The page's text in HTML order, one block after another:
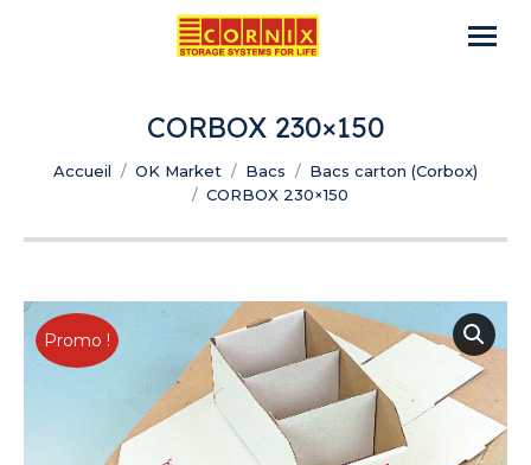
CORBOX 230×150
Vous êtes ici :
Accueil OK Market Bacs
Bacs carton (Corbox)
CORBOX 230×150
Promo !